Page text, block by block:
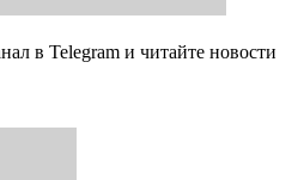
в Telegram и читайте новости